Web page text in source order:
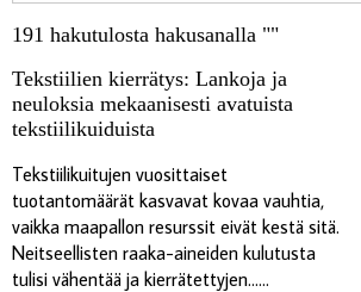
191 hakutulosta hakusanalla ""
Tekstiilien kierrätys: Lankoja ja
neuloksia mekaanisesti avatuista
tekstiilikuiduista
Tekstiilikuitujen vuosittaiset
tuotantomäärät kasvavat kovaa vauhtia,
vaikka maapallon resurssit eivät kestä sitä.
Neitseellisten raaka-aineiden kulutusta
tulisi vähentää ja kierrätettyjen......